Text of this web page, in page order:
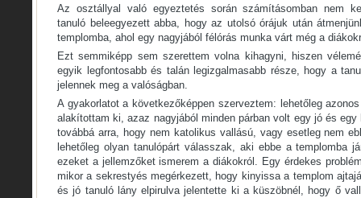
Az osztállyal való egyeztetés során számításomban nem
tanuló beleegyezett abba, hogy az utolsó órájuk után
templomba, ahol egy nagyjából félórás munka várt még a
Ezt semmiképp sem szerettem volna kihagyni, hiszen
egyik legfontosabb és talán legizgalmasabb része, hogy a
jelennek meg a valóságban.
A gyakorlatot a következőképpen szerveztem: lehetőleg
alakítottam ki, azaz nagyjából minden párban volt egy jó és
továbbá arra, hogy nem katolikus vallású, vagy esetleg nem
lehetőleg olyan tanulópárt válasszak, aki ebbe a templomba
ezeket a jellemzőket ismerem a diákokról. Egy érdekes
mikor a sekrestyés megérkezett, hogy kinyissa a templom
és jó tanuló lány elpirulva jelentette ki a küszöbnél, hogy ő